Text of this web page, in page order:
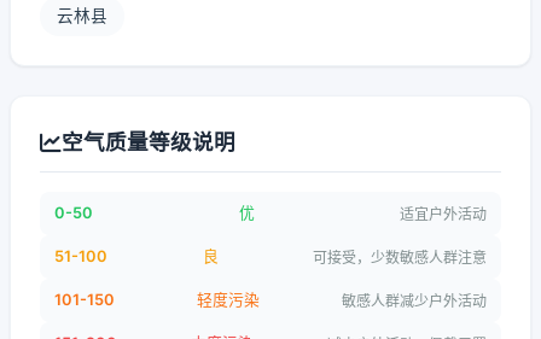
云林县
空气质量等级说明
0-50 优 适宜户外活动
51-100 良 可接受，少数敏感人群注意
101-150 轻度污染 敏感人群减少户外活动